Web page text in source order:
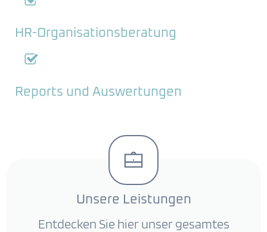
HR-Organisationsberatung
Reports und Auswertungen
Unsere Leistungen
Entdecken Sie hier unser gesamtes